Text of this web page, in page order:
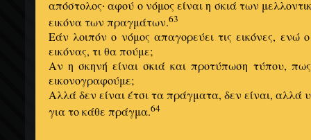
απόστολος· αφού ο νόμος είναι η σκιά των
εικόνα των πραγμάτων.63
Εάν λοιπόν ο νόμος απαγορεύει τις εικόνες, ενώ ο
εικόνας, τι θα πούμε;
Αν η σκηνή είναι σκιά και προτύπωση τύπου,
εικονογραφούμε;
Αλλά δεν είναι έτσι τα πράγματα, δεν είναι, αλλά
για το κάθε πράγμα.64